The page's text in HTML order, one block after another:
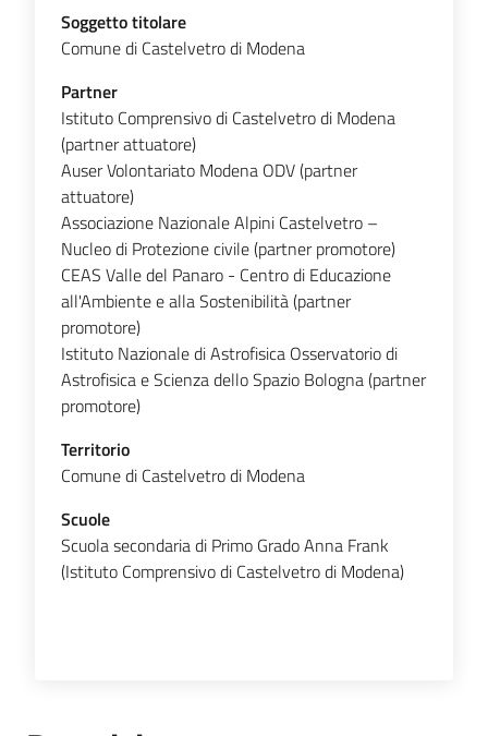
Soggetto titolare
Comune di Castelvetro di Modena
Partner
Istituto Comprensivo di Castelvetro di Modena
(partner attuatore)
Auser Volontariato Modena ODV (partner
attuatore)
Associazione Nazionale Alpini Castelvetro –
Nucleo di Protezione civile (partner promotore)
CEAS Valle del Panaro - Centro di Educazione
all'Ambiente e alla Sostenibilità (partner
promotore)
Istituto Nazionale di Astrofisica Osservatorio di
Astrofisica e Scienza dello Spazio Bologna (partner
promotore)
Territorio
Comune di Castelvetro di Modena
Scuole
Scuola secondaria di Primo Grado Anna Frank
(Istituto Comprensivo di Castelvetro di Modena)